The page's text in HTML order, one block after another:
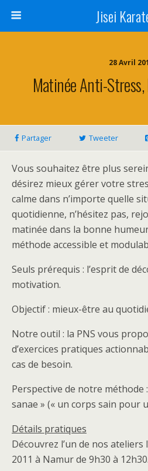
Jisei
28 Avril
Matinée Anti-
Partager Tweeter
Vous souhaitez être plus
désirez mieux gérer votre
calme dans n’importe quelle
quotidienne, n’hésitez pas,
matinée dans la bonne
méthode accessible et
Seuls prérequis : l’esprit de
motivation.
Objectif : mieux-être au
Notre outil : la PNS vous
d’exercices pratiques
cas de besoin.
Perspective de notre méthode
sanae » (« un corps sain pour
Détails pratiques
Découvrez l’un de nos ateliers
2011 à Namur de 9h30 à 12h30.